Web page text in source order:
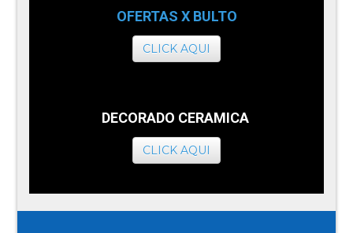
OFERTAS X BULTO
CLICK AQUI
DECORADO CERAMICA
CLICK AQUI